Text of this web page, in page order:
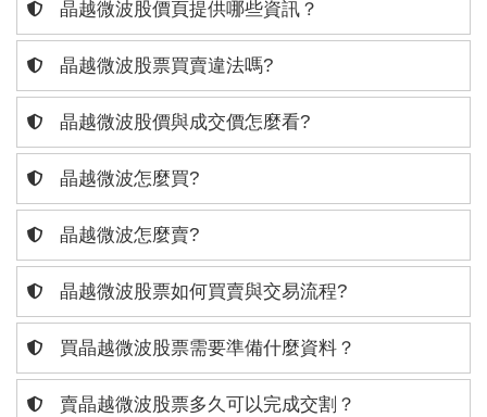
晶越微波股價頁提供哪些資訊？
晶越微波股票買賣違法嗎?
晶越微波股價與成交價怎麼看?
晶越微波怎麼買?
晶越微波怎麼賣?
晶越微波股票如何買賣與交易流程?
買晶越微波股票需要準備什麼資料？
賣晶越微波股票多久可以完成交割？